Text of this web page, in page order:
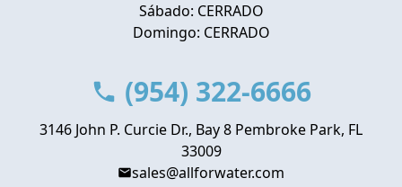
Sábado: CERRADO
Domingo: CERRADO
(954) 322-6666
3146 John P. Curcie Dr., Bay 8 Pembroke Park, FL
33009
sales@allforwater.com